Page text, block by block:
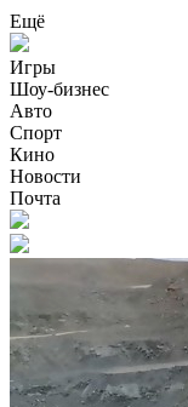
Ещё
Игры
Шоу-бизнес
Авто
Спорт
Кино
Новости
Почта